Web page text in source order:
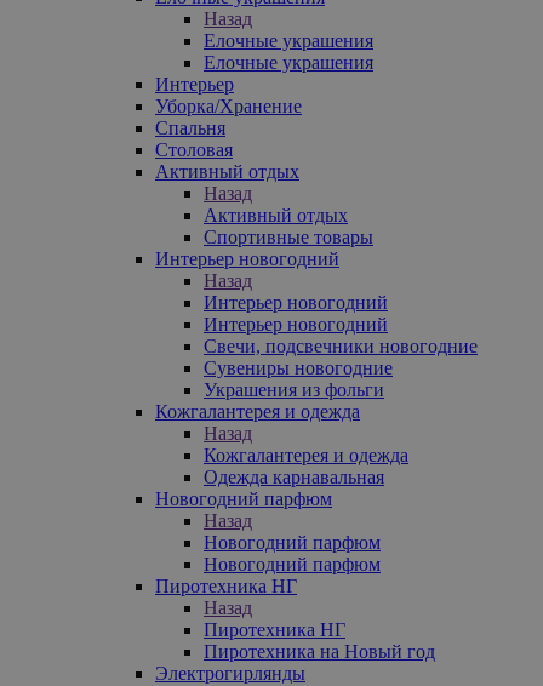
Назад
Елочные украшения
Елочные украшения
Интерьер
Уборка/Хранение
Спальня
Столовая
Активный отдых
Назад
Активный отдых
Спортивные товары
Интерьер новогодний
Назад
Интерьер новогодний
Интерьер новогодний
Свечи, подсвечники новогодние
Сувениры новогодние
Украшения из фольги
Кожгалантерея и одежда
Назад
Кожгалантерея и одежда
Одежда карнавальная
Новогодний парфюм
Назад
Новогодний парфюм
Новогодний парфюм
Пиротехника НГ
Назад
Пиротехника НГ
Пиротехника на Новый год
Электрогирлянды